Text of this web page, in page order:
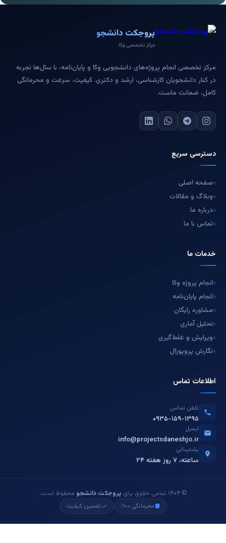
پروجکت دانشجو
مرکز تخصصی وکا
تخصصی انجام پروژه‌های دانشجویی وکا و پایان‌نامه، با سال‌ها تجربه
کنار دانشجویان کارشناسی، ارشد و دکتری. کیفیت، سرعت و محرمانگی
ضمانت ماست.
سریع
صفحه اصلی
وبلاگ و مقالات
درباره ما
تماس با ما
ما
انجام پروژه وکا
انجام پایان‌نامه
مشاوره رایگان
تحلیل آماری
ویرایش و غلط‌گیری
نگارش پروپوزال
تماس
تلفن تماس
۰۹۳۵-۱۵۹-۱۳۹۵
ایمیل
info@projectsdaneshjo.ir
پشتیبانی
۲۴ ساعته، ۷ روز هفته
پروجکت دانشجومحفوظ است.
محرمانگی ۱۰۰٪ تضمین کیفیت